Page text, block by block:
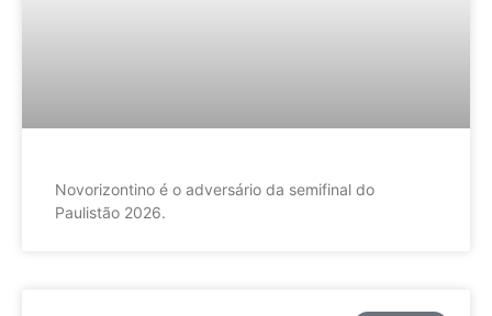
Novorizontino é o adversário da semifinal do
Paulistão 2026.